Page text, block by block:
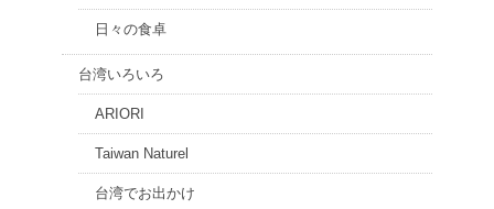
日々の食卓
台湾いろいろ
ARIORI
Taiwan Naturel
台湾でお出かけ